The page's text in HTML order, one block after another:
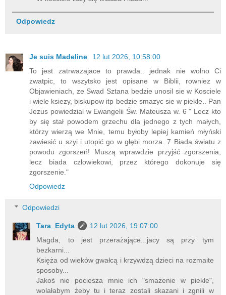
Odpowiedz
Je suis Madeline
12 lut 2026, 10:58:00
To jest zatrwazajace to prawda.. jednak nie wolno Ci
zwatpic, to wszytsko jest opisane w Biblii, rowniez w
Objawieniach, ze Swad Sztana bedzie unosil sie w Kosciele
i wiele ksiezy, biskupow itp bedzie smazyc sie w piekle.. Pan
Jezus powiedzial w Ewangelii Św. Mateusza w. 6 " Lecz kto
by się stał powodem grzechu dla jednego z tych małych,
którzy wierzą we Mnie, temu byłoby lepiej kamień młyński
zawiesić u szyi i utopić go w głębi morza. 7 Biada światu z
powodu zgorszeń! Muszą wprawdzie przyjść zgorszenia,
lecz biada człowiekowi, przez którego dokonuje się
zgorszenie."
Odpowiedz
Odpowiedzi
Tara_Edyta
12 lut 2026, 19:07:00
Magda, to jest przerażające...jacy są przy tym
bezkarni...
Księża od wieków gwałcą i krzywdzą dzieci na rozmaite
sposoby...
Jakoś nie pociesza mnie ich "smażenie w piekle",
wolałabym żeby tu i teraz zostali skazani i zgnili w